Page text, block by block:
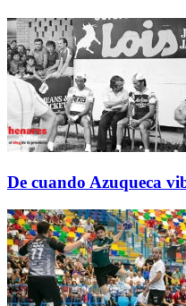
De cuando Azuqueca